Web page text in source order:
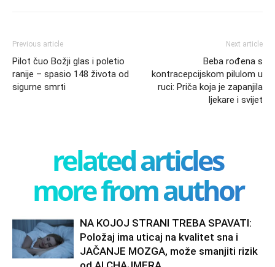
Previous article
Pilot čuo Božji glas i poletio
ranije – spasio 148 života od
sigurne smrti
Next article
Beba rođena s
kontracepcijskom pilulom u
ruci: Priča koja je zapanjila
ljekare i svijet
related articles
more from author
NA KOJOJ STRANI TREBA SPAVATI:
Položaj ima uticaj na kvalitet sna i
JAČANJE MOZGA, može smanjiti rizik